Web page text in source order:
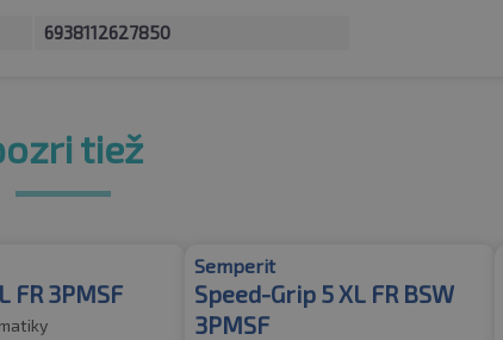
6938112627850
tiež
FR 3PMSF
Semperit
Speed-Grip 5 XL FR BSW
3PMSF